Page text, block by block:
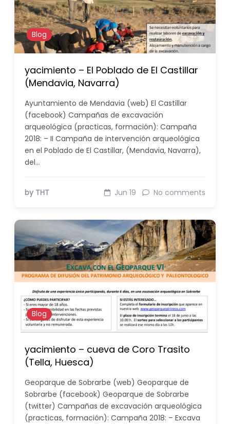
Blog
yacimiento – El Poblado de El Castillar
(Mendavia, Navarra)
Ayuntamiento de Mendavia (web) El Castillar
(facebook) Campañas de excavación
arqueológica (practicas, formación): Campaña
2018: – II Campaña de intervención arqueológica
en el Poblado de El Castillar, (Mendavia, Navarra),
del…
by THT Jun 19 No comments
Blog
yacimiento – cueva de Coro Trasito
(Tella, Huesca)
Geoparque de Sobrarbe (web) Geoparque de
Sobrarbe (facebook) Geoparque de Sobrarbe
(twitter) Campañas de excavación arqueológica
(practicas, formación): Campaña 2018: – Excava